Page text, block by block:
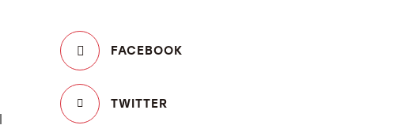
FACEBOOK
TWITTER